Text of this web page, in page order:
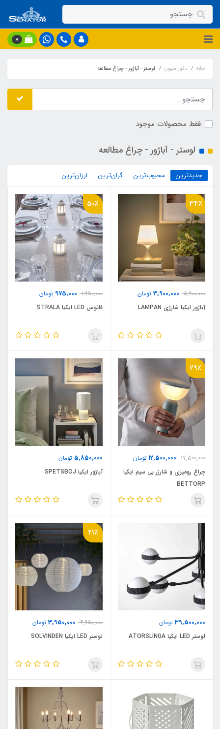
0
خانه دکوراسیون لوستر - آباژور - چراغ مطالعه
فقط محصولات موجود
لوستر - آباژور - چراغ مطالعه
جدیدترین محبوب‌ترین گران‌ترین ارزان‌ترین
34٪
5,900,000
3,900,000 تومان
آباژور ایکیا شارژی LAMPAN
50٪
1,950,000
975,000 تومان
فانوس LED ایکیا STRALA
29٪
17,500,000
12,500,000 تومان
چراغ رومیزی و شارژر بی سیم ایکیا
BETTORP
5,850,000 تومان
آباژور ایکیا SPETSBOJ
39,500,000 تومان
لوستر LED ایکیا ATORSLINGA
21٪
4,950,000
3,950,000 تومان
لوستر LED ایکیا SOLVINDEN